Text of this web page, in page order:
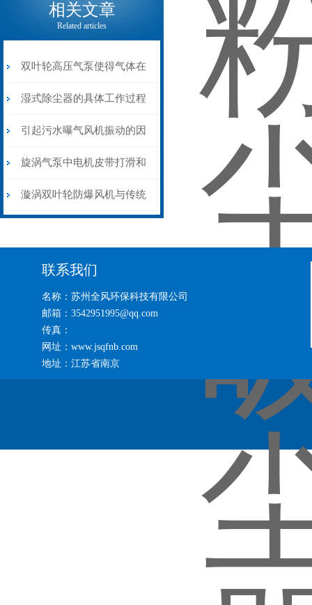
相关文章
Related articles
双叶轮高压气泵使得气体在
泵内的压缩过程更加顺畅
湿式除尘器的具体工作过程
介绍
引起污水曝气风机振动的因
素有哪些？
旋涡气泵中电机皮带打滑和
电流波动的原因
漩涡双叶轮防爆风机与传统
联系我们
名称：苏州全风环保科技有限公司
邮箱：3542951995@qq.com
传真：
网址：www.jsqfnb.com
地址：江苏省南京